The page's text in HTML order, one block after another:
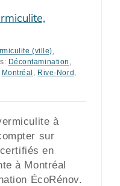
(ville),
Décontamination ,
Montréal , Rive-Nord ,
à
sur
en
à Montréal
ÉcoRénov.